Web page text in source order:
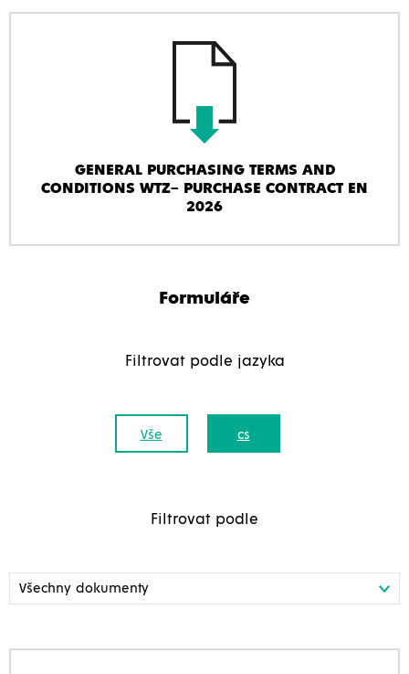
GENERAL PURCHASING TERMS AND
CONDITIONS WTZ– PURCHASE CONTRACT EN
2026
Formuláře
Filtrovat podle jazyka
Vše cs
Filtrovat podle